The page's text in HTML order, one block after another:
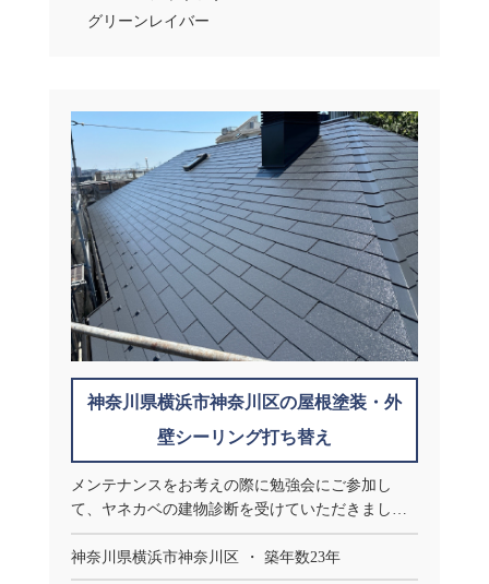
グリーンレイバー
神奈川県横浜市神奈川区の屋根塗装・外
壁シーリング打ち替え
メンテナンスをお考えの際に勉強会にご参加し
て、ヤネカベの建物診断を受けていただきまし
た。
神奈川県横浜市神奈川区
築年数23年